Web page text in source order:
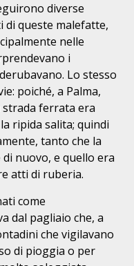
diverse
queste malefatte,
nelle
i
Lo stesso
poiché, a Palma,
strada ferrata era
ripida salita; quindi
tanto che la
nuovo, e quello era
atti di ruberia.
come
dal pagliaio che, a
che vigilavano
di pioggia o per